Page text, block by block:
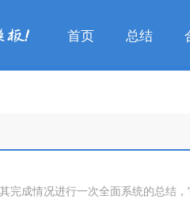
首页 总结
完成情况进行一次全面系统的总结